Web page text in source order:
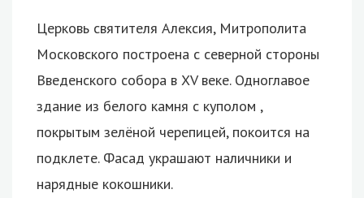
Церковь святителя Алексия, Митрополита
Московского построена с северной стороны
Введенского собора в XV веке. Одноглавое
здание из белого камня с куполом ,
покрытым зелёной черепицей, покоится на
подклете. Фасад украшают наличники и
нарядные кокошники.